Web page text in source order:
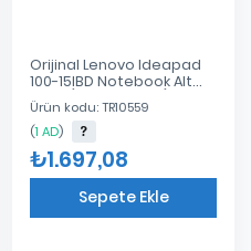
Orijinal Lenovo Ideapad
100-15IBD Notebook Alt
Kasa (AP10E000700)
Ürün kodu: TR10559
(1 AD)
₺1.697,08
Sepete Ekle